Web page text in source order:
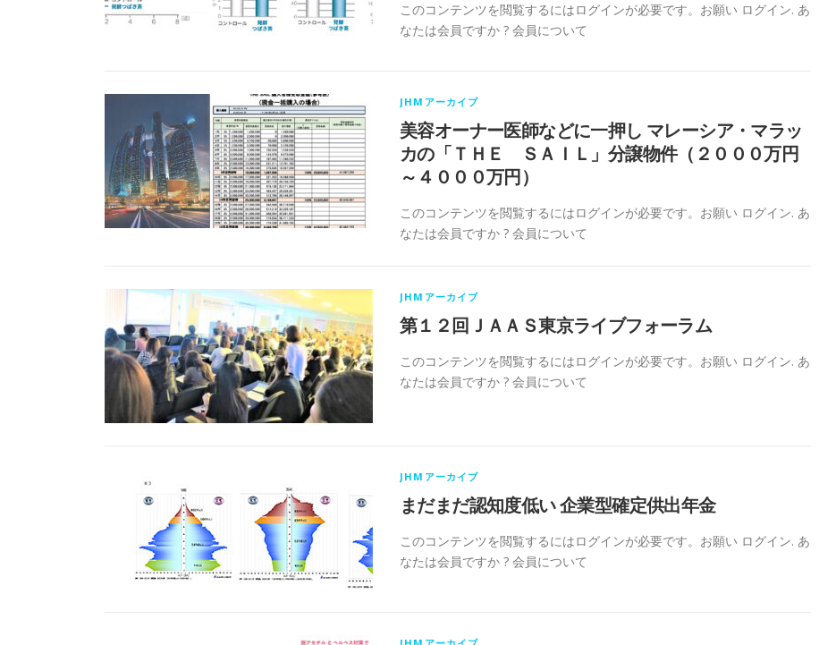
このコンテンツを閲覧するにはログインが必要です。お願い ログイン. あ
なたは会員ですか ? 会員について
JHMアーカイブ
美容オーナー医師などに一押し マレーシア・マラッ
カの「ＴＨＥ ＳＡＩＬ」分譲物件（２０００万円
～４０００万円）
このコンテンツを閲覧するにはログインが必要です。お願い ログイン. あ
なたは会員ですか ? 会員について
JHMアーカイブ
第１２回ＪＡＡＳ東京ライブフォーラム
このコンテンツを閲覧するにはログインが必要です。お願い ログイン. あ
なたは会員ですか ? 会員について
JHMアーカイブ
まだまだ認知度低い 企業型確定供出年金
このコンテンツを閲覧するにはログインが必要です。お願い ログイン. あ
なたは会員ですか ? 会員について